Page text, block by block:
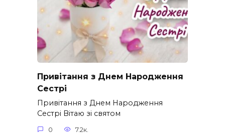
Привітання з Днем Народження
Сестрі
Привітання з Днем Народження
Сестрі Вітаю зі святом
0 7.2к.